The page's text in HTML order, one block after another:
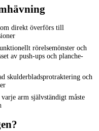
direkt överförs till
rörelsemönster och
av push-ups och planche-
skulderbladsprotraktering och
arm självständigt måste